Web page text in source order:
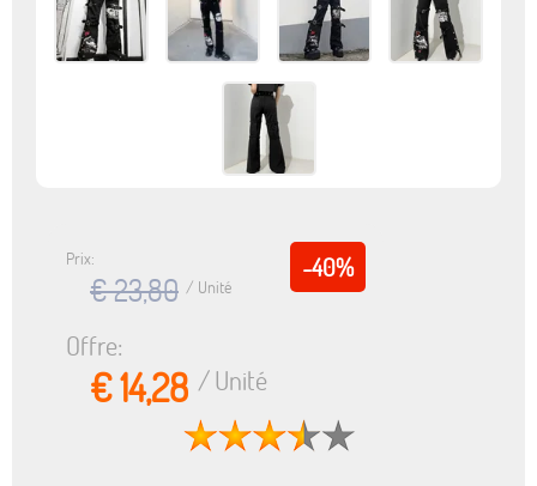
-40%
Prix:
€ 23,80 / Unité
Offre:
€ 14,28 / Unité